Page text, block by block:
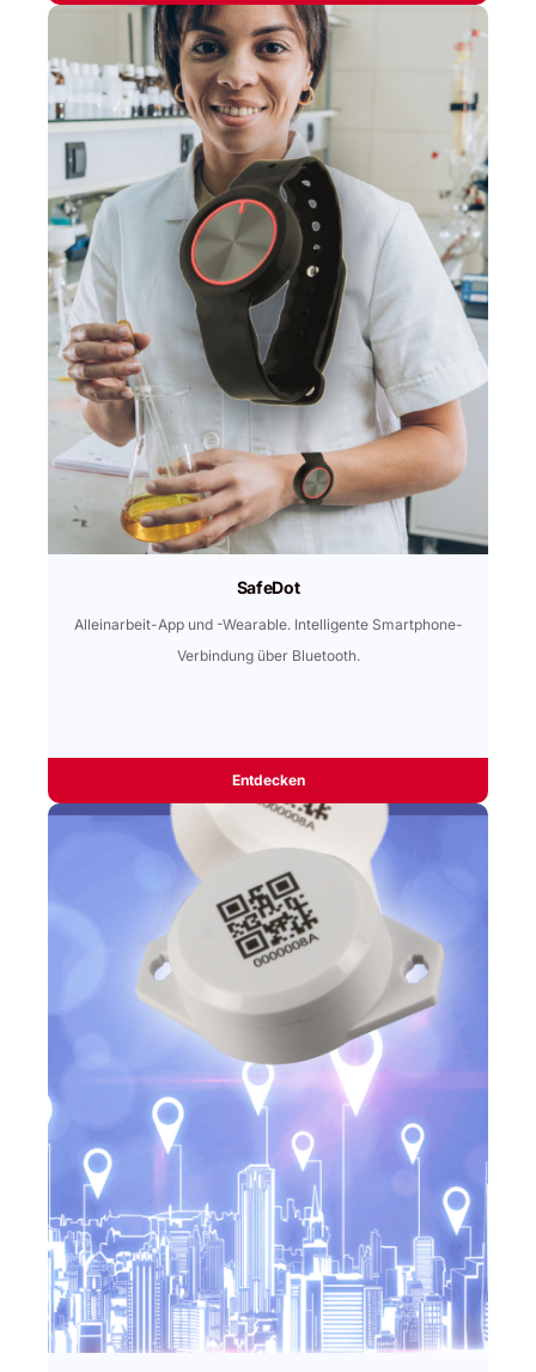
SafeDot
Alleinarbeit-App und -Wearable. Intelligente Smartphone-
Verbindung über Bluetooth.
Entdecken